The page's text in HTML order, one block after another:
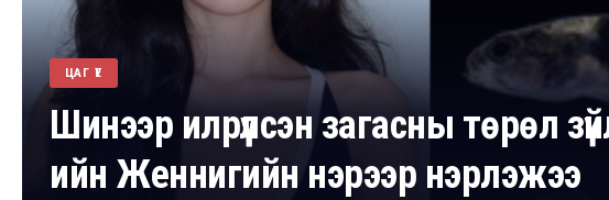
ЦАГ ҮЕ
Шинээр илрүүлсэн загасны төрөл
ийн Женнигийн нэрээр нэрлэжээ